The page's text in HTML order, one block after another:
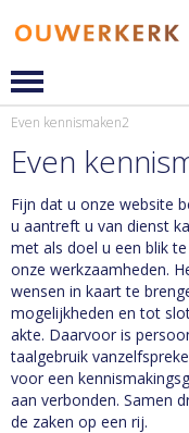
Even kennismaken2
Even
Fijn dat u onze website
u aantreft u van dienst
met als doel u een blik
onze werkzaamheden.
wensen in kaart te
mogelijkheden en tot
akte. Daarvoor is
taalgebruik
voor een
aan verbonden. Samen
de zaken op een rij.